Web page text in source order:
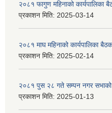
२०८१ फागुण महिनाको कार्यपालिका
प्रकाशन मिति: 2025-03-14
२०८१ माघ महिनाको कार्यपालिका
प्रकाशन मिति: 2025-02-14
२०८१ पुस २८ गते सम्प‍न नगर सभाको
प्रकाशन मिति: 2025-01-13